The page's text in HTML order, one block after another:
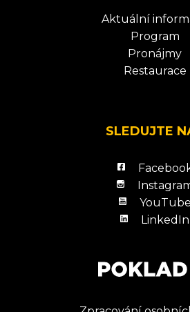
Aktuální
Program
Pronájmy
Restaurace
SLEDUJTE
YouTube
LinkedIn